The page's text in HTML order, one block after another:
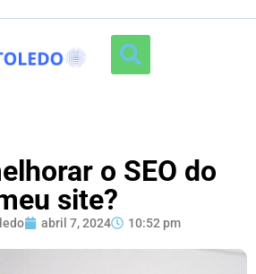
o SEO do
site?
abril 7, 2024 10:52 pm